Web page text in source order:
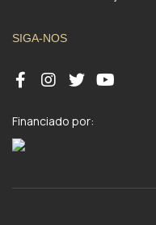
SIGA-NOS
Financiado por: